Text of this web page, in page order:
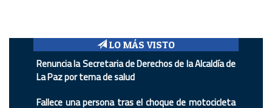
LO MÁS VISTO
Renuncia la Secretaria de Derechos de la Alcaldía de
La Paz por tema de salud
Fallece una persona tras el choque de motocicleta